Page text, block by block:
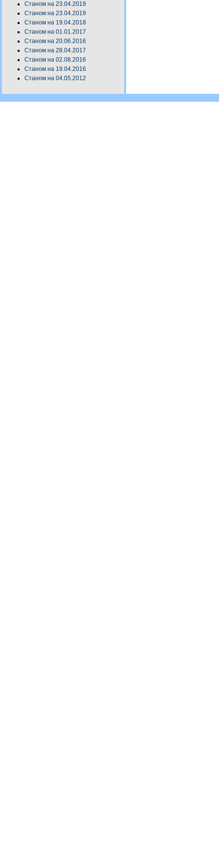
Станом на 23.04.2019
Станом на 23.04.2019
Станом на 19.04.2018
Станом на 01.01.2017
Станом на 20.06.2016
Станом на 28.04.2017
Станом на 02.08.2016
Станом на 19.04.2016
Станом на 04.05.2012